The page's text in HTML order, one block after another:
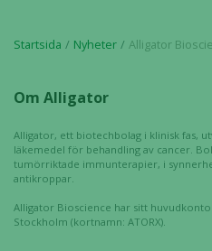
Startsida Nyheter Alligator Bioscience meddelar posterpresentation om ATOR-
Om Alligator
Alligator, ett biotechbolag i klinisk fas,
läkemedel för behandling av cancer.
tumörriktade immunterapier, i
antikroppar.
Alligator Bioscience har sitt
Stockholm (kortnamn: ATORX).